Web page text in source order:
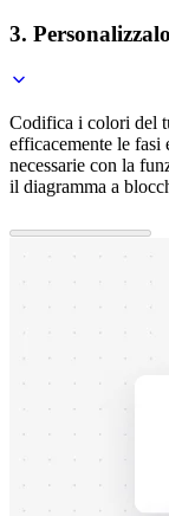
3. Personalizzalo
Codifica i colori del
efficacemente le
necessarie con la
il diagramma a